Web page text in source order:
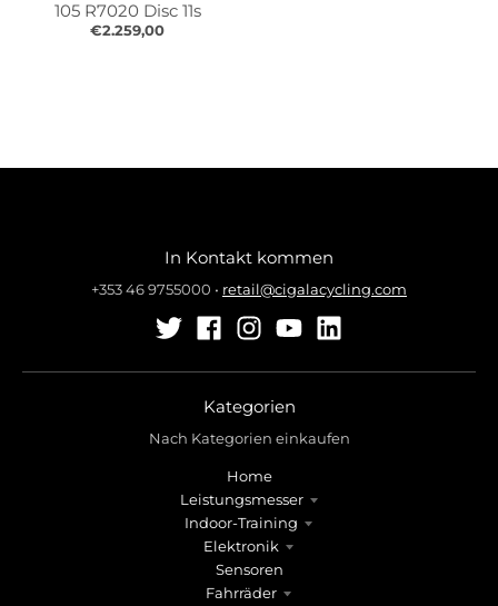
105 R7020 Disc 11s
€2.259,00
In Kontakt kommen
+353 46 9755000 • retail@cigalacycling.com
Kategorien
Nach Kategorien einkaufen
Home
Leistungsmesser
Indoor-Training
Elektronik
Sensoren
Fahrräder